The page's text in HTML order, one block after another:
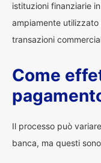
istituzioni finanziarie
ampiamente
transazioni
Come
Il processo può
banca, ma questi